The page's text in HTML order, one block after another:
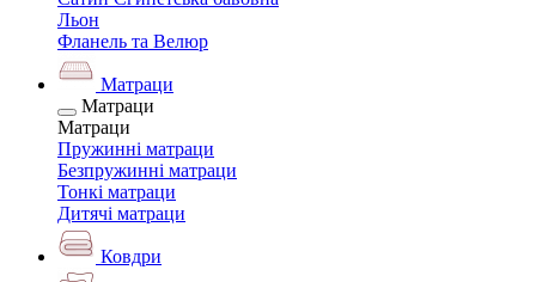
Льон
Фланель та Велюр
Матраци
Матраци
Матраци
Пружинні матраци
Безпружинні матраци
Тонкі матраци
Дитячі матраци
Ковдри